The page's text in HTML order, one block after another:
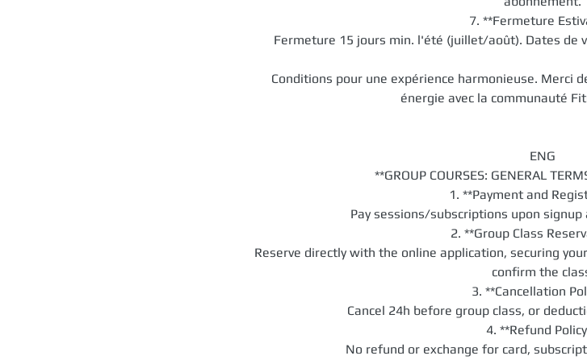
7. **Fermeture
Fermeture 15 jours min. l'été (juillet/août). Dates de
Conditions pour une expérience harmonieuse. Merci
énergie avec la communauté
ENG
**GROUP COURSES: GENERAL
1. **Payment and
Pay sessions/subscriptions upon
2. **Group Class
Reserve directly with the online application, securing
confirm the
3. **Cancellation
Cancel 24h before group class, or
4. **Refund
No refund or exchange for card,